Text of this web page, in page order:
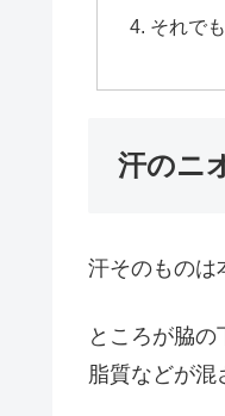
それで
汗のニ
汗そのものは
ところが脇
脂質などが混